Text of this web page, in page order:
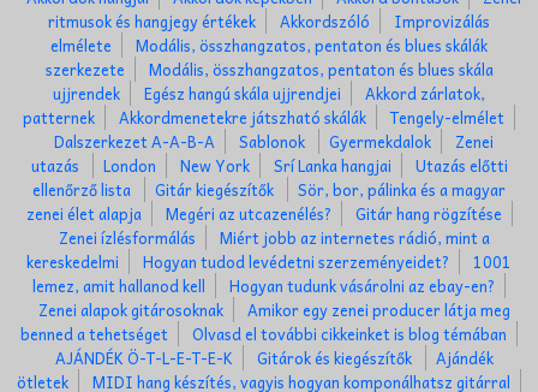
ritmusok és hangjegy értékek
Akkordszóló
Improvizálás
elmélete
Modális, összhangzatos, pentaton és blues skálák
szerkezete
Modális, összhangzatos, pentaton és blues skála
ujjrendek
Egész hangú skála ujjrendjei
Akkord zárlatok,
patternek
Akkordmenetekre játszható skálák
Tengely-elmélet
Dalszerkezet A-A-B-A
Sablonok Gyermekdalok
Zenei
utazás
London New York Srí Lanka hangjai
Utazás előtti
ellenőrző lista
Gitár kiegészítők
Sör, bor, pálinka és a magyar
zenei élet alapja
Megéri az utcazenélés?
Gitár hang rögzítése
Zenei ízlésformálás
Miért jobb az internetes rádió, mint a
kereskedelmi
Hogyan tudod levédetni szerzeményeidet?
1001
lemez, amit hallanod kell
Hogyan tudunk vásárolni az ebay-en?
Zenei alapok gitárosoknak
Amikor egy zenei producer látja meg
benned a tehetséget
Olvasd el további cikkeinket is blog témában
AJÁNDÉK Ö-T-L-E-T-E-K
Gitárok és kiegészítők
Ajándék
ötletek
MIDI hang készítés, vagyis hogyan komponálhatsz gitárral